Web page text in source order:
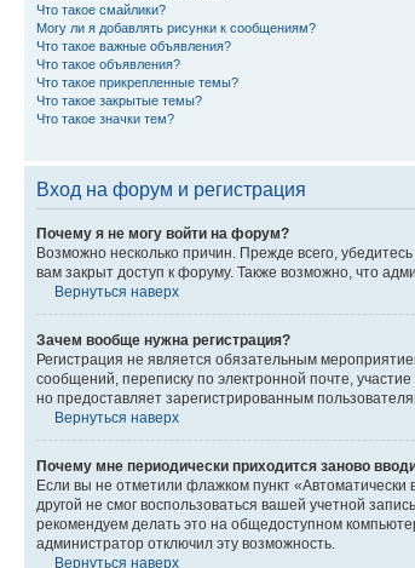
Что такое смайлики?
Могу ли я добавлять рисунки к сообщениям?
Что такое важные объявления?
Что такое объявления?
Что такое прикрепленные темы?
Что такое закрытые темы?
Что такое значки тем?
Вход на форум и регистрация
Почему я не могу войти на форум?
Возможно несколько причин. Прежде всего,
вам закрыт доступ к форуму. Также возможно, что
Вернуться наверх
Зачем вообще нужна регистрация?
Регистрация не является обязательным
сообщений, переписку по электронной почте,
но предоставляет зарегистрированным
Вернуться наверх
Почему мне периодически приходится заново
Если вы не отметили флажком пункт
другой не смог воспользоваться вашей учетной
рекомендуем делать это на общедоступном
администратор отключил эту возможность.
Вернуться наверх